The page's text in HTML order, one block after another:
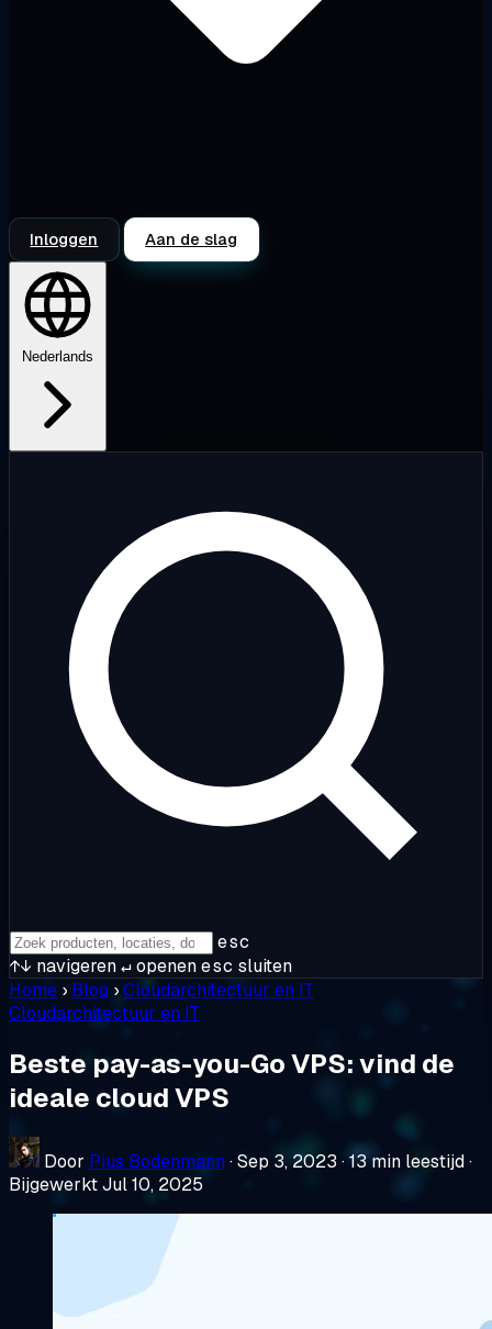
Inloggen Aan de slag
Nederlands
esc
↑↓ navigeren↵openenesc sluiten
Home › Blog ›Cloudarchitectuur en IT
Cloudarchitectuur en IT
Beste pay-as-you-Go VPS: vind de
ideale cloud VPS
Door Pius Bodenmann ·Sep 3, 2023 ·13 min leestijd·
Bijgewerkt Jul 10, 2025